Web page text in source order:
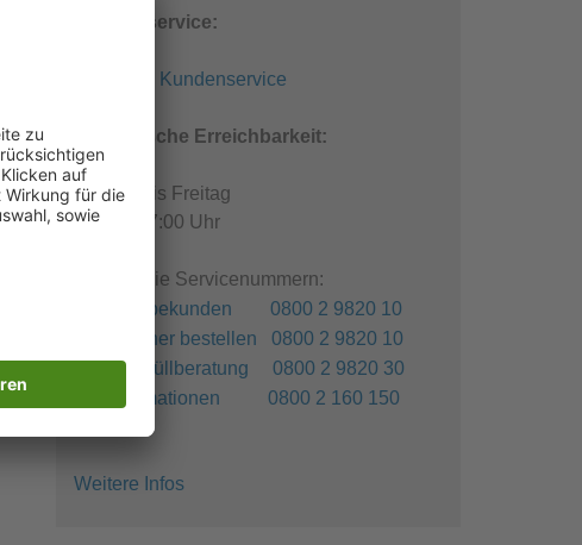
Kundenservice:
E-Mail an Kundenservice
Telefonische Erreichbarkeit:
Montag bis Freitag
08:00 - 17:00 Uhr
Kostenfreie Servicenummern:
Gewerbekunden 0800 2 9820 10
Container bestellen 0800 2 9820 10
Sperrmüllberatung 0800 2 9820 30
Reklamationen 0800 2 160 150
Weitere Infos